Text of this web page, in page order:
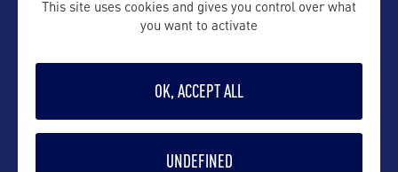
VOIR LE SITE
This site uses cookies and gives you control over what
you want to activate
OK, ACCEPT ALL
UNDEFINED